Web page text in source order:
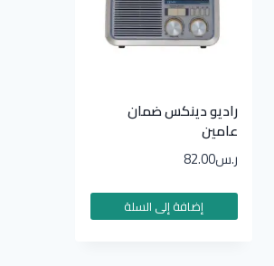
راديو دينكس ضمان
عامين
ر.س82.00
إضافة إلى السلة